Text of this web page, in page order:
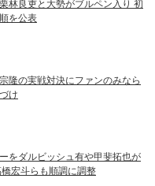
林良吏と大勢がブルペン入り 初
を公表
隆の実戦対決にファンのみなら
け
をダルビッシュ有や甲斐拓也が
宏斗らも順調に調整